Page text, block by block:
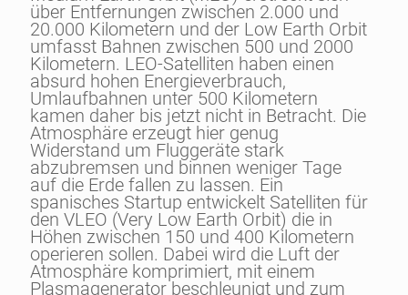
über Entfernungen zwischen 2.000 und
20.000 Kilometern und der Low Earth Orbit
umfasst Bahnen zwischen 500 und 2000
Kilometern. LEO-Satelliten haben einen
absurd hohen Energieverbrauch,
Umlaufbahnen unter 500 Kilometern
kamen daher bis jetzt nicht in Betracht. Die
Atmosphäre erzeugt hier genug
Widerstand um Fluggeräte stark
abzubremsen und binnen weniger Tage
auf die Erde fallen zu lassen. Ein
spanisches Startup entwickelt Satelliten für
den VLEO (Very Low Earth Orbit) die in
Höhen zwischen 150 und 400 Kilometern
operieren sollen. Dabei wird die Luft der
Atmosphäre komprimiert, mit einem
Plasmagenerator beschleunigt und zum